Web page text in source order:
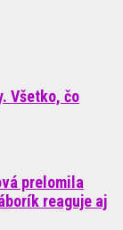
Všetko, čo
prelomila
reaguje aj